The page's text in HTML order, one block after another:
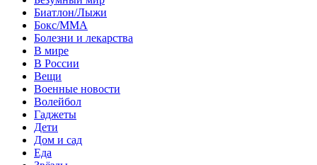
Биатлон/Лыжи
Бокс/MMA
Болезни и лекарства
В мире
В России
Вещи
Военные новости
Волейбол
Гаджеты
Дети
Дом и сад
Еда